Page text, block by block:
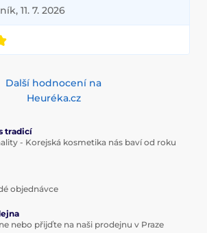
11. 7. 2026
Další hodnocení na
Heuréka.cz
tradicí
- Korejská kosmetika nás baví od roku
objednávce
nebo přijďte na naši prodejnu v Praze